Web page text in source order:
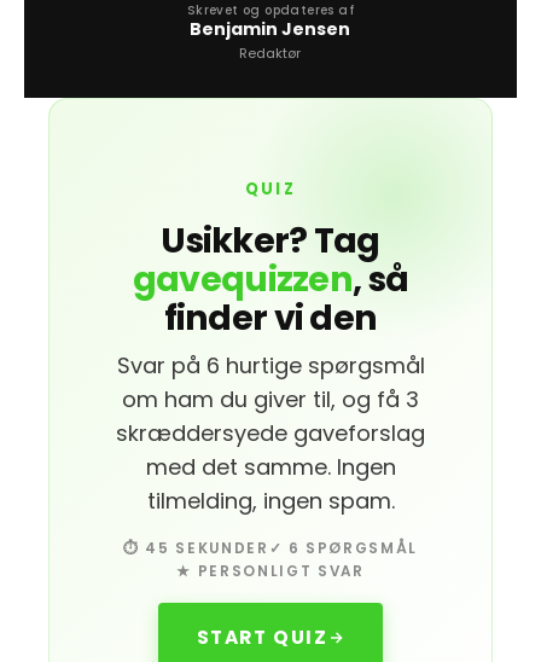
Skrevet og opdateres af
Benjamin Jensen
Redaktør
QUIZ
Usikker? Tag
gavequizzen, så
finder vi den
Svar på 6 hurtige spørgsmål
om ham du giver til, og få 3
skræddersyede gaveforslag
med det samme. Ingen
tilmelding, ingen spam.
⏱ 45 SEKUNDER ✓ 6 SPØRGSMÅL
★ PERSONLIGT SVAR
START QUIZ